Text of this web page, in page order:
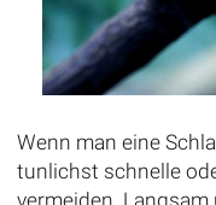
Wenn man eine
tunlichst schnelle